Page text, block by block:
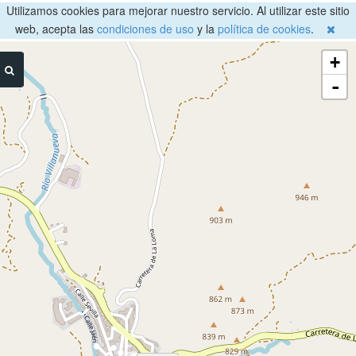
Utilizamos cookies para mejorar nuestro servicio. Al utilizar este sitio
web, acepta las condiciones de uso y la política de cookies.
+
-